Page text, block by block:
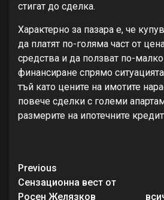
стигат до сделка.
Характерно за пазара е, че
да платят по-голяма част от
средства и да ползват по-
финансиране спрямо
тъй като цените на имотите
повече сделки с големи
размерите на ипотечните
Continue
Reading
Previous
Сензационна вест от
Росен Желязков